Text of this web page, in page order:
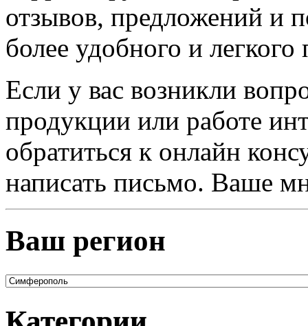
отзывов, предложений и
более удобного и
Если у вас возникли
продукции или работе
обратиться к онлайн
написать письмо. Ваше
Ваш регион